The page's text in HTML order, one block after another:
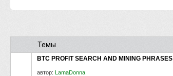
Темы
BTC PROFIT SEARCH AND MINING PHRASES
автор: LamaDonna